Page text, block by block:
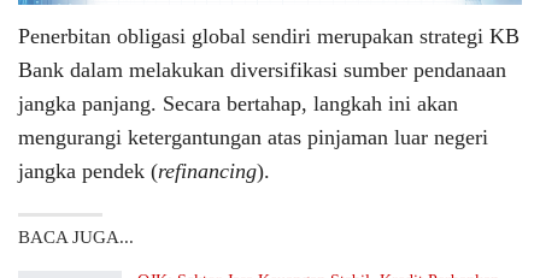
Penerbitan obligasi global sendiri merupakan strategi KB
Bank dalam melakukan diversifikasi sumber pendanaan
jangka panjang. Secara bertahap, langkah ini akan
mengurangi ketergantungan atas pinjaman luar negeri
jangka pendek (refinancing).
BACA JUGA...